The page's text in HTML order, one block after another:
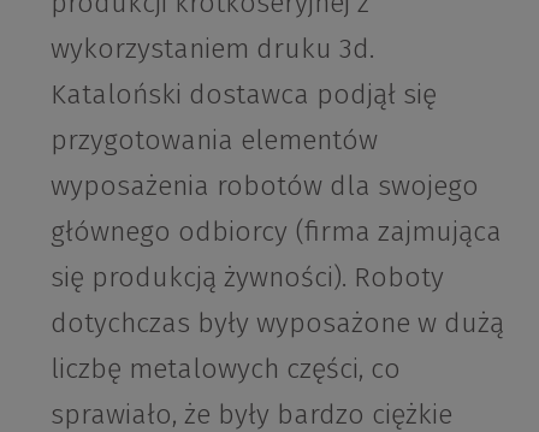
wykorzystaniem druku 3d.
Kataloński dostawca podjął się
przygotowania elementów
wyposażenia robotów dla swojego
głównego odbiorcy (firma zajmująca
się produkcją żywności). Roboty
dotychczas były wyposażone w dużą
liczbę metalowych części, co
sprawiało, że były bardzo ciężkie